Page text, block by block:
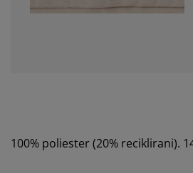
100% poliester (20% reciklirani).